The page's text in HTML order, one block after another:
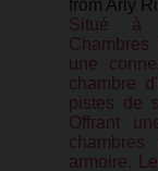
from Arly
Situé à
une
chambre
pistes de
Offrant
armoire.